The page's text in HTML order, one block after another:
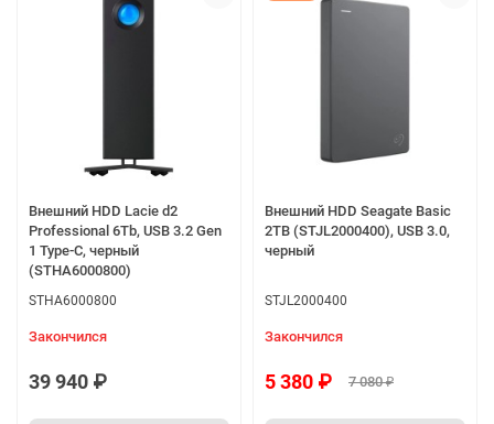
Внешний HDD Lacie d2
Professional 6Tb, USB 3.2 Gen
1 Type-C, черный
(STHA6000800)
STHA6000800
Закончился
39 940 ₽
Внешний HDD Seagate Basic
2TB (STJL2000400), USB 3.0,
черный
STJL2000400
Закончился
5 380 ₽ 7 080 ₽